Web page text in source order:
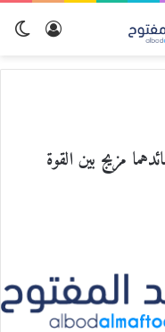
تسجيل
مزيج بين القوة